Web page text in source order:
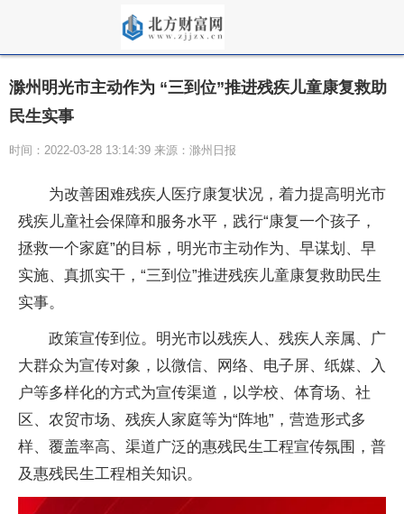
滁州明光市主动作为 “三到位”推进残疾儿童康复救助
民生实事
时间：2022-03-28 13:14:39 来源：滁州日报
为改善困难残疾人医疗康复状况，着力提高明光市
残疾儿童社会保障和服务水平，践行“康复一个孩子，
拯救一个家庭”的目标，明光市主动作为、早谋划、早
实施、真抓实干，“三到位”推进残疾儿童康复救助民生
实事。
政策宣传到位。明光市以残疾人、残疾人亲属、广
大群众为宣传对象，以微信、网络、电子屏、纸媒、入
户等多样化的方式为宣传渠道，以学校、体育场、社
区、农贸市场、残疾人家庭等为“阵地”，营造形式多
样、覆盖率高、渠道广泛的惠残民生工程宣传氛围，普
及惠残民生工程相关知识。